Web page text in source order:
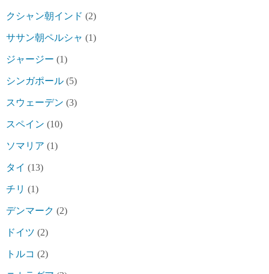
クシャン朝インド (2)
ササン朝ペルシャ (1)
ジャージー (1)
シンガポール (5)
スウェーデン (3)
スペイン (10)
ソマリア (1)
タイ (13)
チリ (1)
デンマーク (2)
ドイツ (2)
トルコ (2)